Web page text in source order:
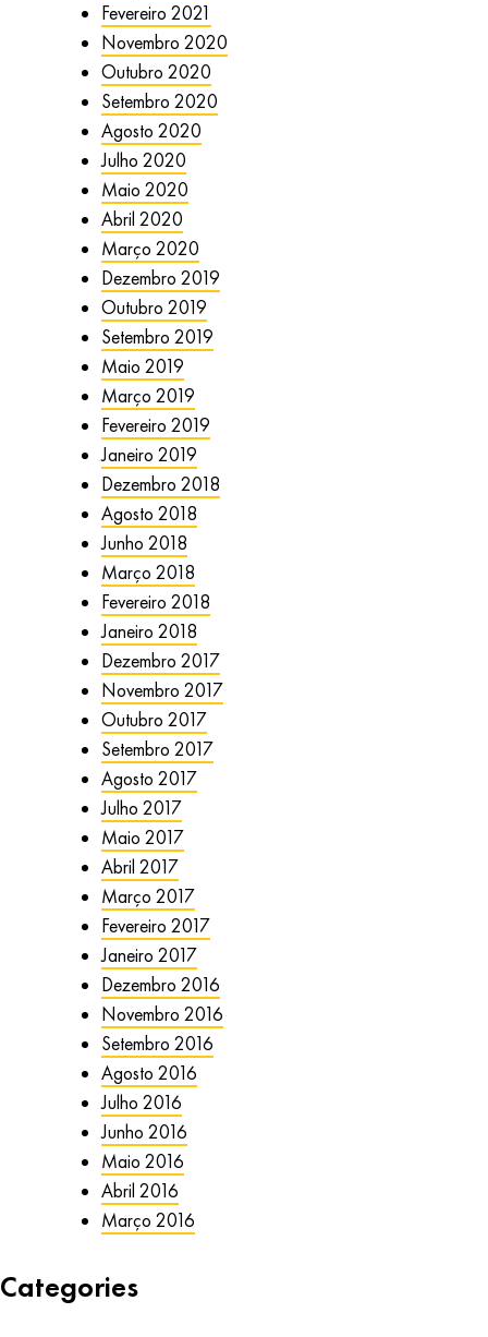
Fevereiro 2021
Novembro 2020
Outubro 2020
Setembro 2020
Agosto 2020
Julho 2020
Maio 2020
Abril 2020
Março 2020
Dezembro 2019
Outubro 2019
Setembro 2019
Maio 2019
Março 2019
Fevereiro 2019
Janeiro 2019
Dezembro 2018
Agosto 2018
Junho 2018
Março 2018
Fevereiro 2018
Janeiro 2018
Dezembro 2017
Novembro 2017
Outubro 2017
Setembro 2017
Agosto 2017
Julho 2017
Maio 2017
Abril 2017
Março 2017
Fevereiro 2017
Janeiro 2017
Dezembro 2016
Novembro 2016
Setembro 2016
Agosto 2016
Julho 2016
Junho 2016
Maio 2016
Abril 2016
Março 2016
Categories